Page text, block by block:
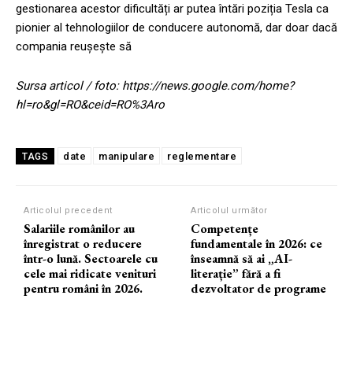
gestionarea acestor dificultăți ar putea întări poziția Tesla ca
pionier al tehnologiilor de conducere autonomă, dar doar dacă
compania reușește să
Sursa articol / foto: https://news.google.com/home?
hl=ro&gl=RO&ceid=RO%3Aro
TAGS date manipulare reglementare
Articolul precedent
Salariile românilor au
înregistrat o reducere
într-o lună. Sectoarele cu
cele mai ridicate venituri
pentru români în 2026.
Articolul următor
Competențe
fundamentale în 2026: ce
înseamnă să ai „AI-
literație” fără a fi
dezvoltator de programe